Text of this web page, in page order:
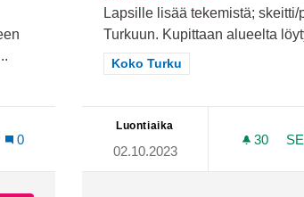
NIITUNNISKANTIEN VARTEEN
0
Lapsille lisää tekemistä;
Turkuun. Kupittaan alueelta
Rajaa tulokset teeman mukaan:
Koko Turku
Luontiaika
02.10.2023
30 30